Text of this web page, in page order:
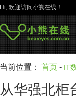
Hi, 欢迎访问小熊在线！
当前位置： 首页 - IT
从华强北柜